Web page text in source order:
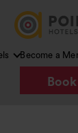
Become a
Book